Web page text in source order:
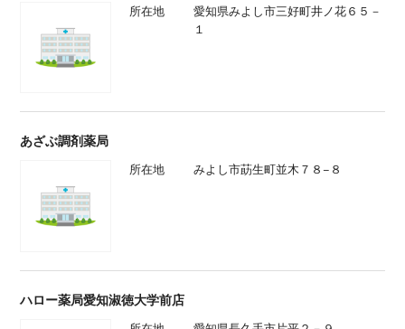
所在地
愛知県みよし市三好町井ノ花６５－
１
あざぶ調剤薬局
所在地 みよし市莇生町並木７８−８
ハロー薬局愛知淑徳大学前店